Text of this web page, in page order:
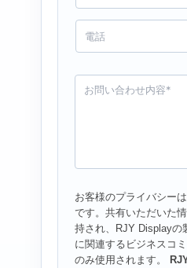
ル
*
電
お
お客様のプライバシー
です。共有いただいた
持され、RJY Displayの
に関連するビジネスコ
のみ使用されます。